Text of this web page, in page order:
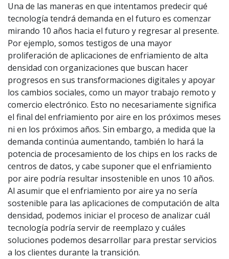
Una de las maneras en que intentamos predecir qué
tecnología tendrá demanda en el futuro es comenzar
mirando 10 años hacia el futuro y regresar al presente.
Por ejemplo, somos testigos de una mayor
proliferación de aplicaciones de enfriamiento de alta
densidad con organizaciones que buscan hacer
progresos en sus transformaciones digitales y apoyar
los cambios sociales, como un mayor trabajo remoto y
comercio electrónico. Esto no necesariamente significa
el final del enfriamiento por aire en los próximos meses
ni en los próximos años. Sin embargo, a medida que la
demanda continúa aumentando, también lo hará la
potencia de procesamiento de los chips en los racks de
centros de datos, y cabe suponer que el enfriamiento
por aire podría resultar insostenible en unos 10 años.
Al asumir que el enfriamiento por aire ya no sería
sostenible para las aplicaciones de computación de alta
densidad, podemos iniciar el proceso de analizar cuál
tecnología podría servir de reemplazo y cuáles
soluciones podemos desarrollar para prestar servicios
a los clientes durante la transición.